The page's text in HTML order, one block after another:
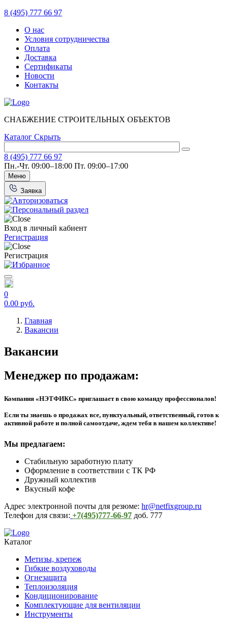
8 (495) 777 66 97
О нас
Условия сотрудничества
Оплата
Доставка
Сертификаты
Новости
Контакты
СНАБЖЕНИЕ СТРОИТЕЛЬНЫХ ОБЪЕКТОВ
Каталог Скрыть
8 (495) 777 66 97
Пн.-Чт. 09:00–18:00 Пт. 09:00–17:00
Меню
Заявка
Вход в личный кабиент
Регистрация
Регистрация
0
0.00 руб.
Главная
Вакансии
Вакансии
Менеджер по продажам:
Компания «НЭТФИКС» приглашает в свою команду профессионалов!
Если ты знаешь о продажах все, пунктуальный, ответственный, готов к
активной работе и полной самоотдаче, ждем тебя в нашем коллективе!
Мы предлагаем:
Стабильную заработную плату
Оформление в соответствии с ТК РФ
Дружный коллектив
Вкусный кофе
Адрес электронной почты для резюме: hr@netfixgroup.ru
Телефон для связи: +7(495)777-66-97 доб. 777
Каталог
Метизы, крепеж
Гибкие воздуховоды
Огнезащита
Теплоизоляция
Кондиционирование
Комплектующие для вентиляции
Инструменты